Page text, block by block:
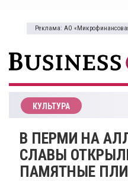
Реклама: АО
КУЛЬТУРА
В ПЕРМИ НА
СЛАВЫ
ПАМЯТНЫЕ